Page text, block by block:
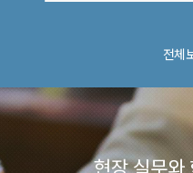
전체
현장 실무와